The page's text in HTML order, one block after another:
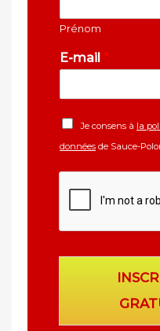
Prénom
E-mail *
Je consens à la
données de Sauce-